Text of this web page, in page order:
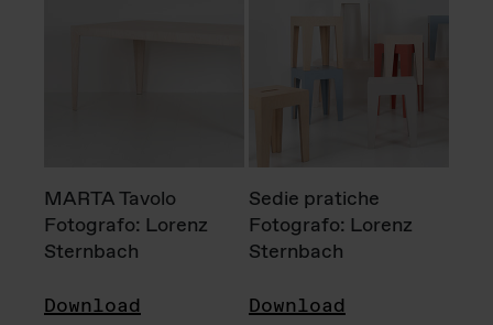
MARTA Tavolo
Fotografo: Lorenz
Sternbach
Download
Sedie pratiche
Fotografo: Lorenz
Sternbach
Download